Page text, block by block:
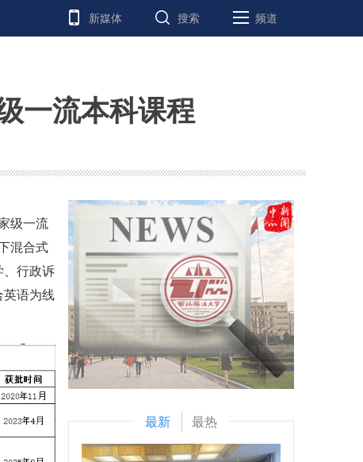
新媒体 搜索 频道
一流本科课程
级一流
混合式
、行政诉
英语为线
最新 最热